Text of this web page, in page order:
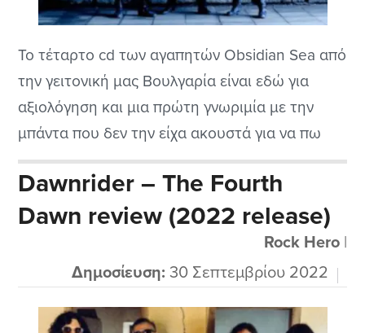
Το τέταρτο cd των αγαπητών Obsidian Sea από
την γειτονική μας Βουλγαρία είναι εδώ για
αξιολόγηση και μια πρώτη γνωριμία με την
μπάντα που δεν την είχα ακουστά για να πω
την αλήθεια. Είναι και τόσα τα συγκροτήματα
μόνο στο doom που είναι αδύνατον να τους
ξέρω όλους ακόμα και τις underground
Dawnrider – The Fourth
Dawn review (2022 release)
Rock Hero|
Δημοσίευση: 30 Σεπτεμβρίου 2022